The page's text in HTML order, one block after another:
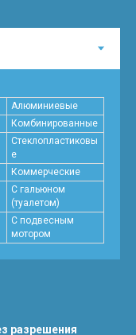
Алюминиевые
Комбинированные
Стеклопластиковы
е
Коммерческие
С гальюном
(туалетом)
С подвесным
мотором
разрешения